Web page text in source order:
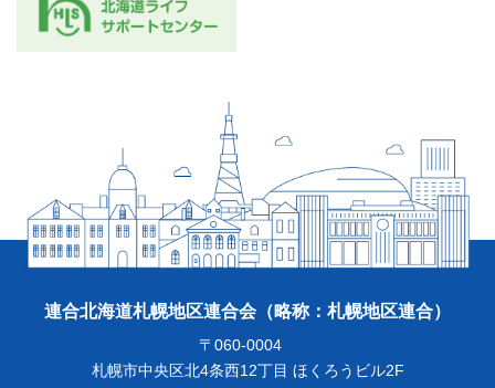
連合北海道札幌地区連合会（略称：札幌地区連合）
〒060-0004
札幌市中央区北4条西12丁目 ほくろうビル2F